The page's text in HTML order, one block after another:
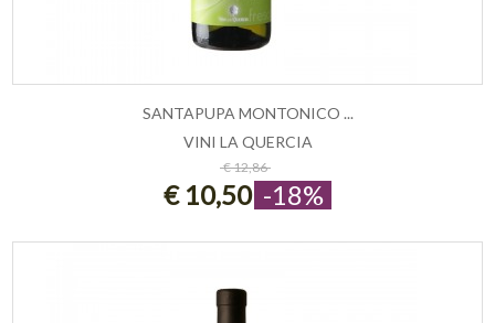
ESAURITO
SANTAPUPA MONTONICO ...
VINI LA QUERCIA
€ 12,86
€ 10,50 -18%